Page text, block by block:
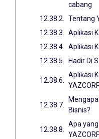
cabang
Tentang
Aplikasi
Aplikasi
Hadir Di
Aplikasi
Bisnis?
Apa